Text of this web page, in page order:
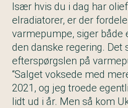
Især hvis du i dag har
elradiatorer, er der
varmepumpe, siger både
den danske regering. Det
efterspørgslen på
“Salget voksede med
2021, og jeg troede
lidt ud i år. Men så kom